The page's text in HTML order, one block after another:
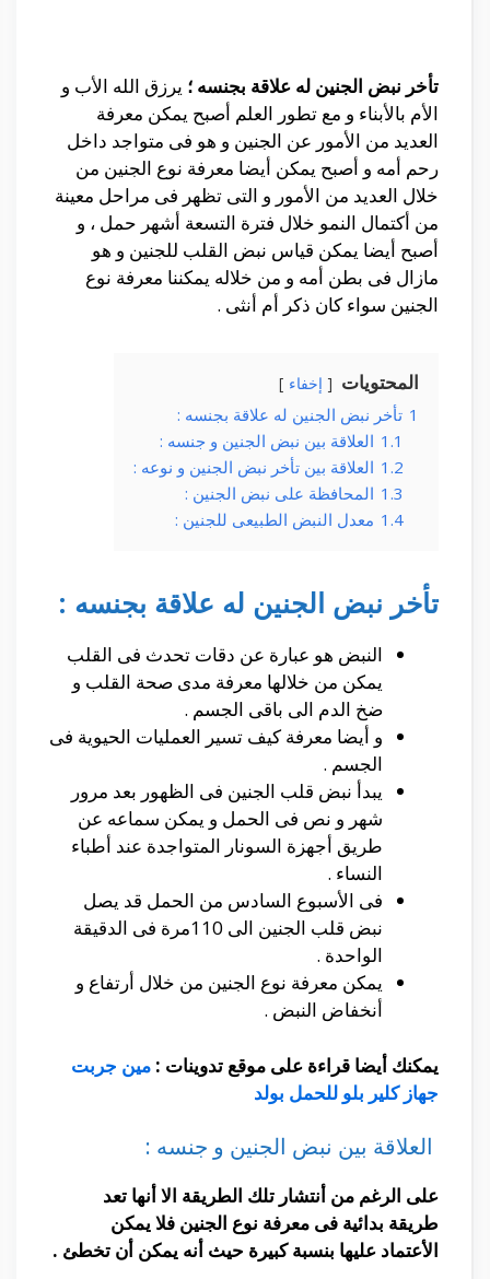
تأخر نبض الجنين له علاقة بجنسه ؛ يرزق الله الأب و
الأم بالأبناء و مع تطور العلم أصبح يمكن معرفة
العديد من الأمور عن الجنين و هو فى متواجد داخل
رحم أمه و أصبح يمكن أيضا معرفة نوع الجنين من
خلال العديد من الأمور و التى تظهر فى مراحل معينة
من أكتمال النمو خلال فترة التسعة أشهر حمل ، و
أصبح أيضا يمكن قياس نبض القلب للجنين و هو
مازال فى بطن أمه و من خلاله يمكننا معرفة نوع
الجنين سواء كان ذكر أم أنثى .
المحتويات إخفاء
1 تأخر نبض الجنين له علاقة بجنسه :
1.1 العلاقة بين نبض الجنين و جنسه :
1.2 العلاقة بين تأخر نبض الجنين و نوعه :
1.3 المحافظة على نبض الجنين :
1.4 معدل النبض الطبيعى للجنين :
تأخر نبض الجنين له علاقة بجنسه :
النبض هو عبارة عن دقات تحدث فى القلب
يمكن من خلالها معرفة مدى صحة القلب و
ضخ الدم الى باقى الجسم .
و أيضا معرفة كيف تسير العمليات الحيوية فى
الجسم .
يبدأ نبض قلب الجنين فى الظهور بعد مرور
شهر و نص فى الحمل و يمكن سماعه عن
طريق أجهزة السونار المتواجدة عند أطباء
النساء .
فى الأسبوع السادس من الحمل قد يصل
نبض قلب الجنين الى 110مرة فى الدقيقة
الواحدة .
يمكن معرفة نوع الجنين من خلال أرتفاع و
أنخفاض النبض .
يمكنك أيضا قراءة على موقع تدوينات : مين جربت
جهاز كلير بلو للحمل بولد
العلاقة بين نبض الجنين و جنسه :
على الرغم من أنتشار تلك الطريقة الا أنها تعد
طريقة بدائية فى معرفة نوع الجنين فلا يمكن
الأعتماد عليها بنسبة كبيرة حيث أنه يمكن أن تخطئ .